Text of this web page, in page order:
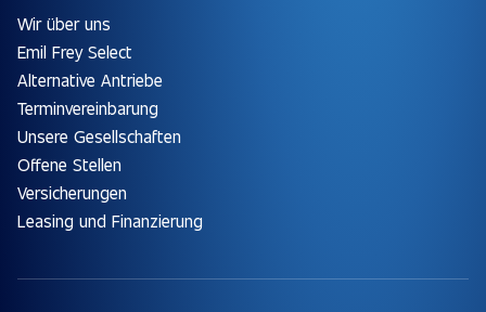
Wir über uns
Emil Frey Select
Alternative Antriebe
Terminvereinbarung
Unsere Gesellschaften
Offene Stellen
Versicherungen
Leasing und Finanzierung